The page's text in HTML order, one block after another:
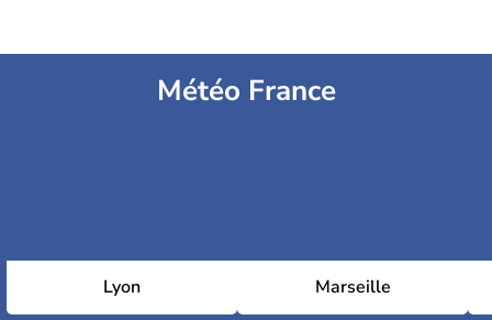
Météo France
Lyon Marseille